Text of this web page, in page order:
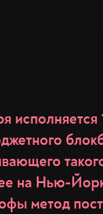
на Нью-
метод